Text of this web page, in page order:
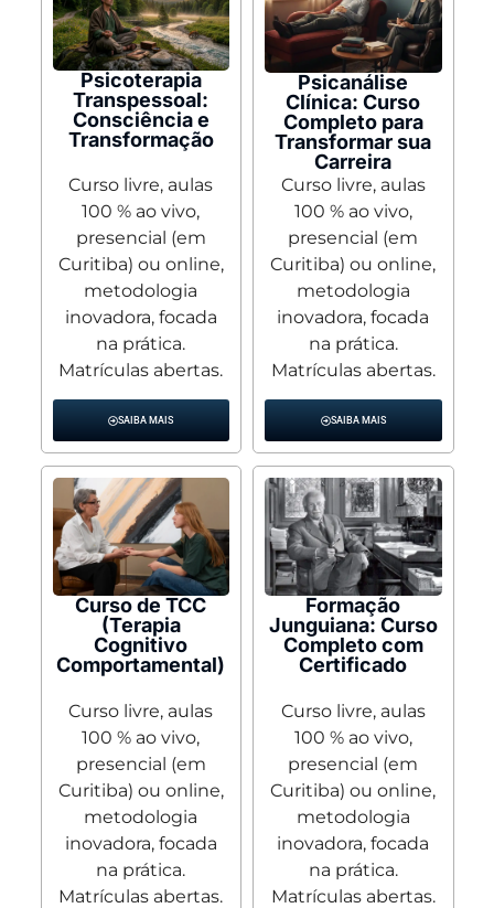
Psicoterapia
Transpessoal:
Consciência e
Transformação
Curso livre, aulas
100 % ao vivo,
presencial (em
Curitiba) ou online,
metodologia
inovadora, focada
na prática.
Matrículas abertas.
SAIBA MAIS
Psicanálise
Clínica: Curso
Completo para
Transformar sua
Carreira
Curso livre, aulas
100 % ao vivo,
presencial (em
Curitiba) ou online,
metodologia
inovadora, focada
na prática.
Matrículas abertas.
SAIBA MAIS
Curso de TCC
(Terapia
Cognitivo
Comportamental)
Curso livre, aulas
100 % ao vivo,
presencial (em
Curitiba) ou online,
metodologia
inovadora, focada
na prática.
Matrículas abertas.
Formação
Junguiana: Curso
Completo com
Certificado
Curso livre, aulas
100 % ao vivo,
presencial (em
Curitiba) ou online,
metodologia
inovadora, focada
na prática.
Matrículas abertas.